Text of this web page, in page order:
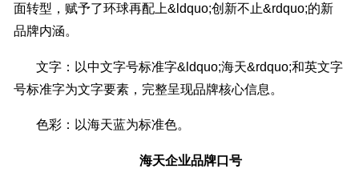
面转型，赋予了环球再配上&ldquo;创新不止&rdquo;的新
品牌内涵。
文字：以中文字号标准字&ldquo;海天&rdquo;和英文字
号标准字为文字要素，完整呈现品牌核心信息。
色彩：以海天蓝为标准色。
海天企业品牌口号